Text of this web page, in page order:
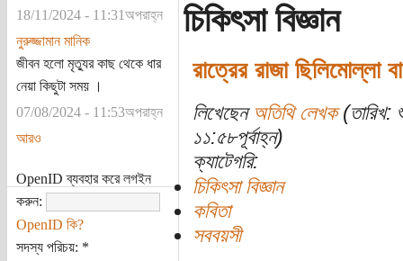
18/11/2024 - 11:31অপরাহ্ন
নুরুজ্জামান মানিক
জীবন হলো মৃত্যুর কাছ থেকে ধার
নেয়া কিছুটা সময় ।
07/08/2024 - 11:53অপরাহ্ন
আরও
OpenID ব্যবহার করে লগইন
করুন:
OpenID কি?
সদস্য পরিচয়: *
চিকিৎসা বিজ্ঞান
রাত্রের রাজা ছিলিমোল্লা
লিখেছেন অতিথি লেখক(তারিখ:
১১:৫৮পূর্বাহ্ন)
ক্যাটেগরি:
চিকিৎসা বিজ্ঞান
কবিতা
সববয়সী